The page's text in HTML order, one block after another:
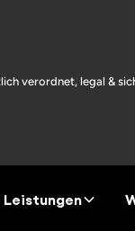
verordnet, legal &
Leistungen